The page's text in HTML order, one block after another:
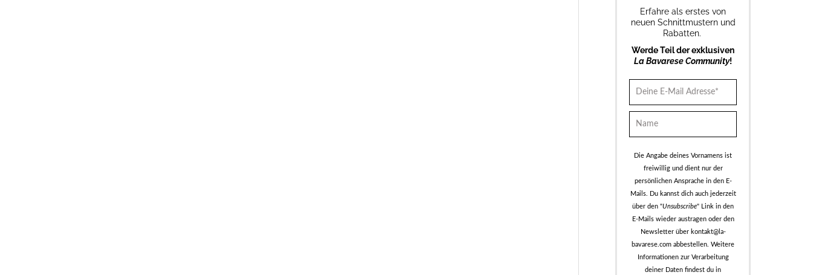
Erfahre als erstes von
neuen Schnittmustern und
Rabatten.
Werde Teil der exklusiven
La Bavarese Community!
Die Angabe deines Vornamens ist
freiwillig und dient nur der
persönlichen Ansprache in den E-
Mails. Du kannst dich auch jederzeit
über den "Unsubscribe" Link in den
E-Mails wieder austragen oder den
Newsletter über kontakt@la-
bavarese.com abbestellen. Weitere
Informationen zur Verarbeitung
deiner Daten findest du in